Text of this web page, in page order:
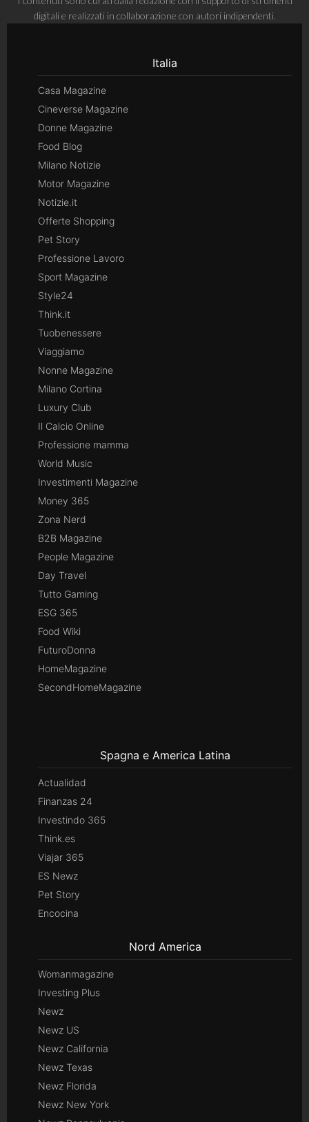
digitali e realizzati in collaborazione con autori indipendenti.
Italia
Casa Magazine
Cineverse Magazine
Donne Magazine
Food Blog
Milano Notizie
Motor Magazine
Notizie.it
Offerte Shopping
Pet Story
Professione Lavoro
Sport Magazine
Style24
Think.it
Tuobenessere
Viaggiamo
Nonne Magazine
Milano Cortina
Luxury Club
Il Calcio Online
Professione mamma
World Music
Investimenti Magazine
Money 365
Zona Nerd
B2B Magazine
People Magazine
Day Travel
Tutto Gaming
ESG 365
Food Wiki
FuturoDonna
HomeMagazine
SecondHomeMagazine
Spagna e America Latina
Actualidad
Finanzas 24
Investindo 365
Think.es
Viajar 365
ES Newz
Pet Story
Encocina
Nord America
Womanmagazine
Investing Plus
Newz
Newz US
Newz California
Newz Texas
Newz Florida
Newz New York